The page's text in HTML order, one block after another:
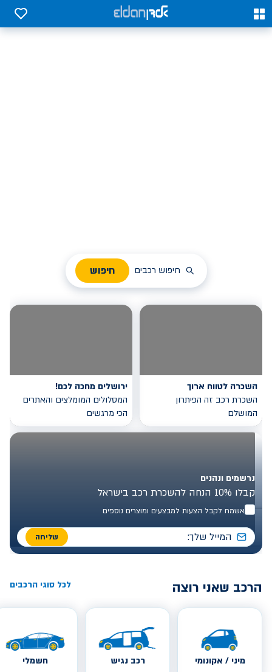
0
0
חיפוש רכבים חיפוש
השכרה לטווח ארוך
השכרת רכב זה הפיתרון
המושלם
ירושלים מחכה לכם!
המסלולים המומלצים והאתרים
הכי מרגשים
נרשמים ונהנים
קבלו 10% הנחה להשכרת רכב בישראל
אשמח לקבל הצעות למבצעים ומוצרים נוספים
שליחה
הרכב שאני רוצה לכל סוגי הרכבים
מיני / אקונומי רכב נגיש חשמלי